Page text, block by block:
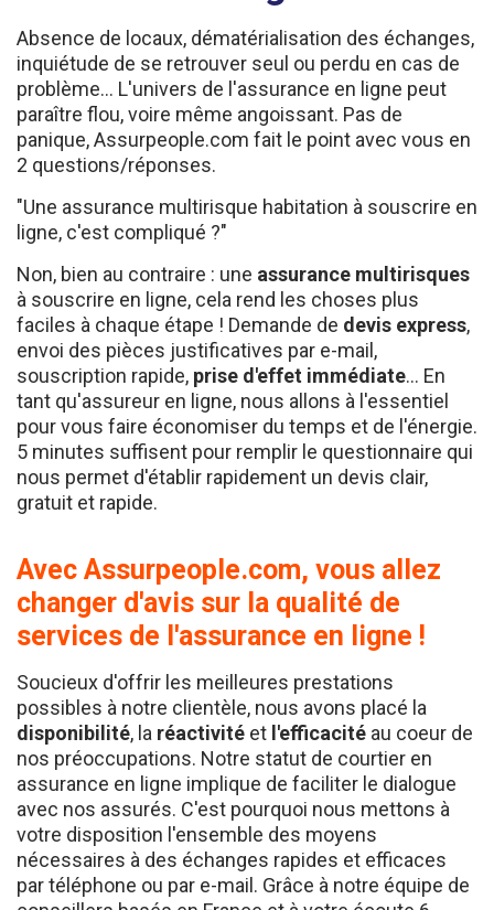
Absence de locaux, dématérialisation des échanges,
inquiétude de se retrouver seul ou perdu en cas de
problème... L'univers de l'assurance en ligne peut
paraître flou, voire même angoissant. Pas de
panique, Assurpeople.com fait le point avec vous en
2 questions/réponses.
"Une assurance multirisque habitation à souscrire en
ligne, c'est compliqué ?"
Non, bien au contraire : une
à souscrire en ligne, cela rend les choses plus
faciles à chaque étape ! Demande dedevis express
envoi des pièces justificatives par e-mail,
souscription rapide,prise d'effet immédiate
tant qu'assureur en ligne, nous allons à l'essentiel
pour vous faire économiser du temps et de l'énergie.
5 minutes suffisent pour remplir le questionnaire qui
nous permet d'établir rapidement un devis clair,
gratuit et rapide.
changer d'avis sur la qualité de
services de l'assurance en ligne !
Soucieux d'offrir les meilleures prestations
possibles à notre clientèle, nous avons placé la
disponibilité, laréactivitéetl'efficacité au coeur de
nos préoccupations. Notre statut de courtier en
assurance en ligne implique de faciliter le dialogue
avec nos assurés. C'est pourquoi nous mettons à
votre disposition l'ensemble des moyens
nécessaires à des échanges rapides et efficaces
par téléphone ou par e-mail. Grâce à notre équipe de
conseillers basés en France et à votre écoute 6